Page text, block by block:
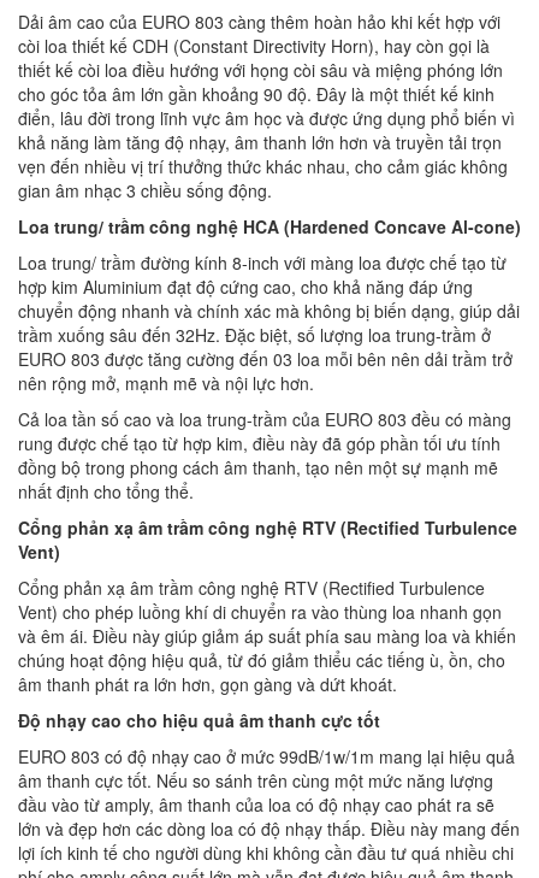
Dải âm cao của EURO 803 càng thêm hoàn hảo khi kết hợp với
còi loa thiết kế CDH (Constant Directivity Horn), hay còn gọi là
thiết kế còi loa điều hướng với họng còi sâu và miệng phóng lớn
cho góc tỏa âm lớn gần khoảng 90 độ. Đây là một thiết kế kinh
điển, lâu đời trong lĩnh vực âm học và được ứng dụng phổ biến vì
khả năng làm tăng độ nhạy, âm thanh lớn hơn và truyền tải trọn
vẹn đến nhiều vị trí thưởng thức khác nhau, cho cảm giác không
gian âm nhạc 3 chiều sống động.
Loa trung/ trầm công nghệ HCA (Hardened Concave Al-cone)
Loa trung/ trầm đường kính 8-inch với màng loa được chế tạo từ
hợp kim Aluminium đạt độ cứng cao, cho khả năng đáp ứng
chuyển động nhanh và chính xác mà không bị biến dạng, giúp dải
trầm xuống sâu đến 32Hz. Đặc biệt, số lượng loa trung-trầm ở
EURO 803 được tăng cường đến 03 loa mỗi bên nên dải trầm trở
nên rộng mở, mạnh mẽ và nội lực hơn.
Cả loa tần số cao và loa trung-trầm của EURO 803 đều có màng
rung được chế tạo từ hợp kim, điều này đã góp phần tối ưu tính
đồng bộ trong phong cách âm thanh, tạo nên một sự mạnh mẽ
nhất định cho tổng thể.
Cổng phản xạ âm trầm công nghệ RTV (Rectified Turbulence
Vent)
Cổng phản xạ âm trầm công nghệ RTV (Rectified Turbulence
Vent) cho phép luồng khí di chuyển ra vào thùng loa nhanh gọn
và êm ái. Điều này giúp giảm áp suất phía sau màng loa và khiến
chúng hoạt động hiệu quả, từ đó giảm thiểu các tiếng ù, ồn, cho
âm thanh phát ra lớn hơn, gọn gàng và dứt khoát.
Độ nhạy cao cho hiệu quả âm thanh cực tốt
EURO 803 có độ nhạy cao ở mức 99dB/1w/1m mang lại hiệu quả
âm thanh cực tốt. Nếu so sánh trên cùng một mức năng lượng
đầu vào từ amply, âm thanh của loa có độ nhạy cao phát ra sẽ
lớn và đẹp hơn các dòng loa có độ nhạy thấp. Điều này mang đến
lợi ích kinh tế cho người dùng khi không cần đầu tư quá nhiều chi